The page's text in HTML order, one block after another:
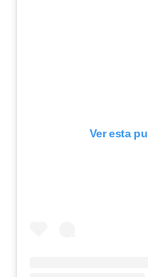
Ver esta